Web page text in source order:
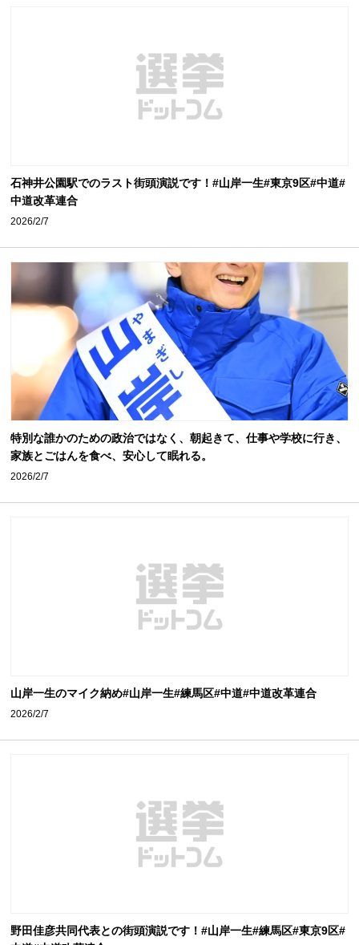
石神井公園駅でのラスト街頭演説です！#山岸一生#東京9区#中道#
中道改革連合
2026/2/7
特別な誰かのための政治ではなく、朝起きて、仕事や学校に行き、
家族とごはんを食べ、安心して眠れる。
2026/2/7
山岸一生のマイク納め#山岸一生#練馬区#中道#中道改革連合
2026/2/7
野田佳彦共同代表との街頭演説です！#山岸一生#練馬区#東京9区#